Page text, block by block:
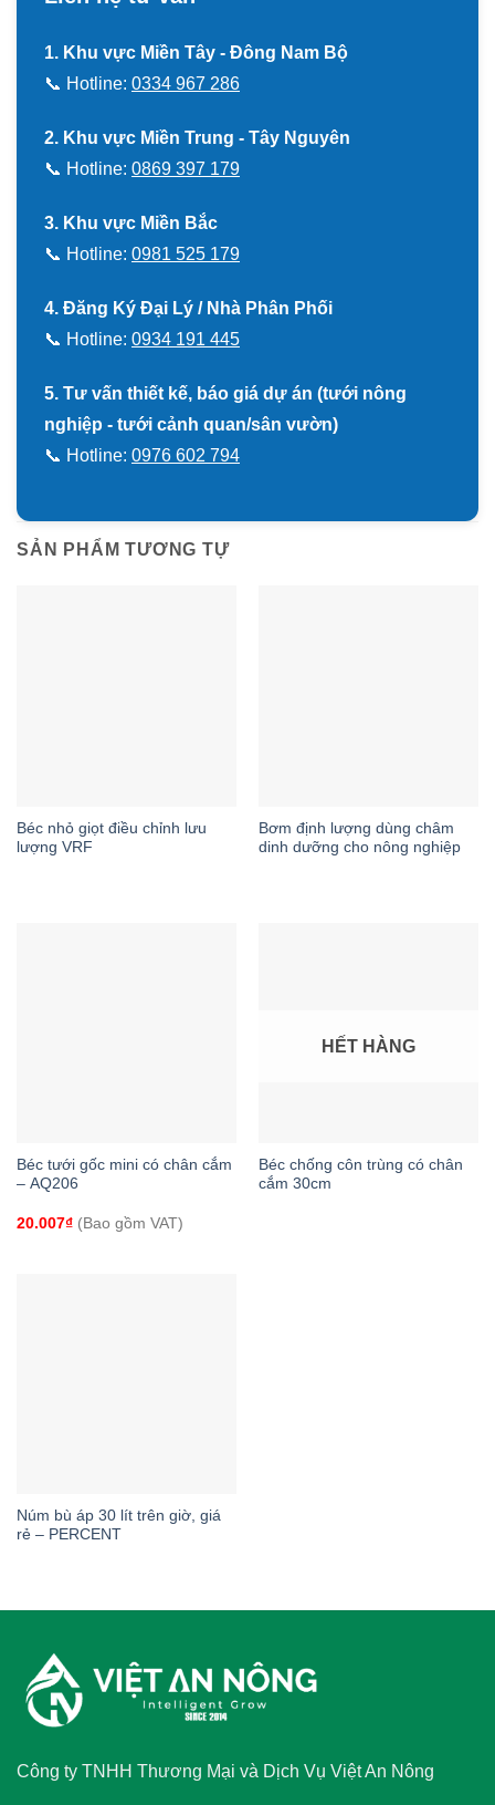
1. Khu vực Miền Tây - Đông Nam Bộ
📞 Hotline: 0334 967 286
2. Khu vực Miền Trung - Tây Nguyên
📞 Hotline: 0869 397 179
3. Khu vực Miền Bắc
📞 Hotline: 0981 525 179
4. Đăng Ký Đại Lý / Nhà Phân Phối
📞 Hotline: 0934 191 445
5. Tư vấn thiết kế, báo giá dự án (tưới nông
nghiệp - tưới cảnh quan/sân vườn)
📞 Hotline: 0976 602 794
SẢN PHẨM TƯƠNG TỰ
Béc nhỏ giọt điều chỉnh lưu
lượng VRF
Bơm định lượng dùng châm
dinh dưỡng cho nông nghiệp
Béc tưới gốc mini có chân cắm
– AQ206
20.007₫(Bao gồm VAT)
HẾT HÀNG
Béc chống côn trùng có chân
cắm 30cm
Núm bù áp 30 lít trên giờ, giá
rẻ – PERCENT
Công ty TNHH Thương Mại và Dịch Vụ Việt An Nông